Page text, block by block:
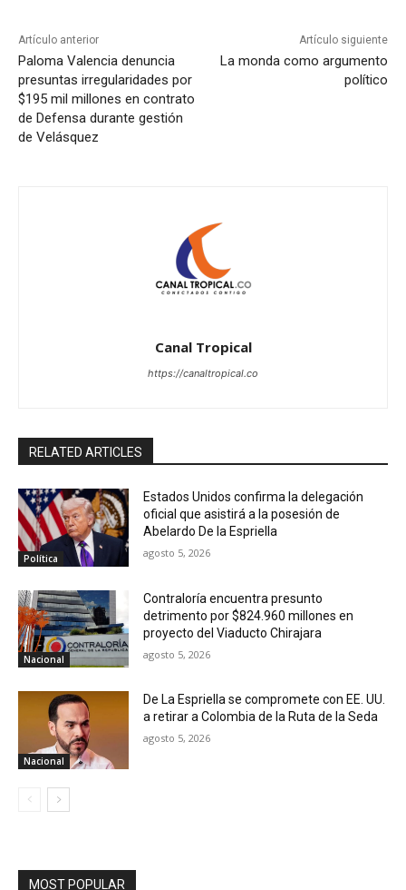
Artículo anterior
Paloma Valencia denuncia
presuntas irregularidades por
$195 mil millones en contrato
de Defensa durante gestión
de Velásquez
Artículo siguiente
La monda como argumento
político
Canal Tropical
https://canaltropical.co
RELATED ARTICLES
Política
Estados Unidos confirma la delegación
oficial que asistirá a la posesión de
Abelardo De la Espriella
agosto 5, 2026
Nacional
Contraloría encuentra presunto
detrimento por $824.960 millones en
proyecto del Viaducto Chirajara
agosto 5, 2026
Nacional
De La Espriella se compromete con EE. UU.
a retirar a Colombia de la Ruta de la Seda
agosto 5, 2026
MOST POPULAR